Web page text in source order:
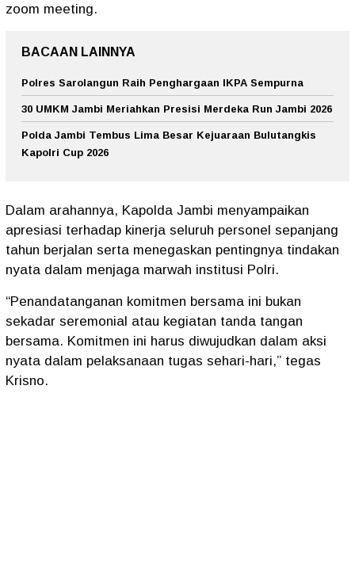
zoom meeting.
BACAAN LAINNYA
Polres Sarolangun Raih Penghargaan IKPA Sempurna
30 UMKM Jambi Meriahkan Presisi Merdeka Run Jambi 2026
Polda Jambi Tembus Lima Besar Kejuaraan Bulutangkis
Kapolri Cup 2026
Dalam arahannya, Kapolda Jambi menyampaikan
apresiasi terhadap kinerja seluruh personel sepanjang
tahun berjalan serta menegaskan pentingnya tindakan
nyata dalam menjaga marwah institusi Polri.
“Penandatanganan komitmen bersama ini bukan
sekadar seremonial atau kegiatan tanda tangan
bersama. Komitmen ini harus diwujudkan dalam aksi
nyata dalam pelaksanaan tugas sehari-hari,” tegas
Krisno.